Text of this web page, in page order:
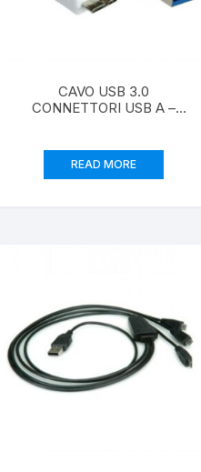
CAVO USB 3.0
CONNETTORI USB A –
READ MORE